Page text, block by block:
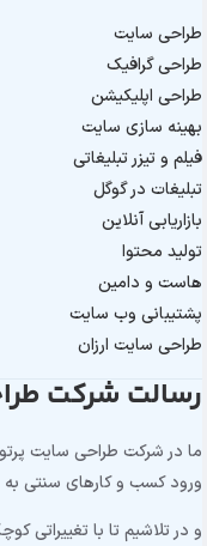
طراحی سایت
طراحی گرافیک
طراحی اپلیکیشن
بهینه سازی سایت
فیلم و تیزر تبلیغاتی
تبلیغات در گوگل
بازاریابی آنلاین
تولید محتوا
هاست و دامین
پشتیبانی وب سایت
طراحی سایت ارزان
رسالت شرکت
ما در شرکت طراحی سایت
ورود کسب و کارهای سنتی به
و در تلاشیم تا با تغییراتی